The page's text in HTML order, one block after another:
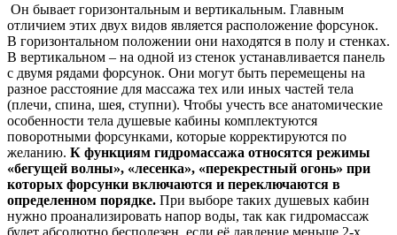
Он бывает горизонтальным и вертикальным. Главным
отличием этих двух видов является расположение форсунок.
В горизонтальном положении они находятся в полу и стенках.
В вертикальном – на одной из стенок устанавливается панель
с двумя рядами форсунок. Они могут быть перемещены на
разное расстояние для массажа тех или иных частей тела
(плечи, спина, шея, ступни). Чтобы учесть все анатомические
особенности тела душевые кабины комплектуются
поворотными форсунками, которые корректируются по
желанию. К функциям гидромассажа относятся режимы
«бегущей волны», «лесенка», «перекрестный огонь» при
которых форсунки включаются и переключаются в
определенном порядке. При выборе таких душевых кабин
нужно проанализировать напор воды, так как гидромассаж
будет абсолютно бесполезен, если её давление меньше 2-х